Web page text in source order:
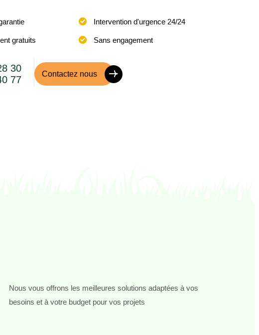
Intervention d'urgence 24/24
gratuits Sans engagement
30
77
Contactez nous
Nous vous offrons les meilleures solutions adaptées à vos
besoins et à votre budget pour vos projets